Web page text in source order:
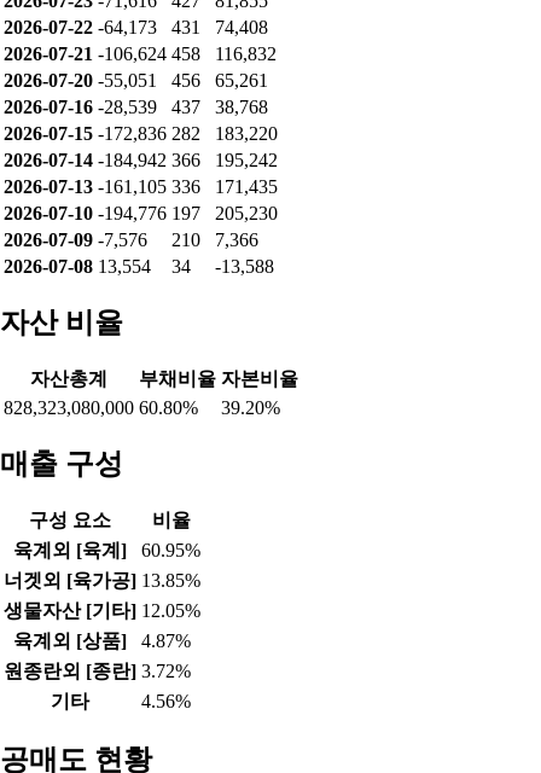
날짜 개인 기관
외인
2026-08-06 -290,169 522
296,582
2026-08-05 -240,027 460
246,502
2026-08-04 -330,924 459
337,400
2026-08-03 -259,336 473
269,529
2026-07-31 -333,214 492
343,388
2026-07-30 -307,604 615
317,655
2026-07-29 -261,739 665
271,740
2026-07-28 -146,385 628
156,423
2026-07-27 -98,491 544
108,613
2026-07-23
-71,616
2026-07-21 -106,624 458
116,832
2026-07-20 -55,051 456
65,261
2026-07-15 -172,836
2026-07-14
-184,942
2026-07-13 -161,105 336
2026-07-10
197
2026-07-09 -7,576 210
2026-07-08 13,554 34
자산 비율
자산총계 부채비율